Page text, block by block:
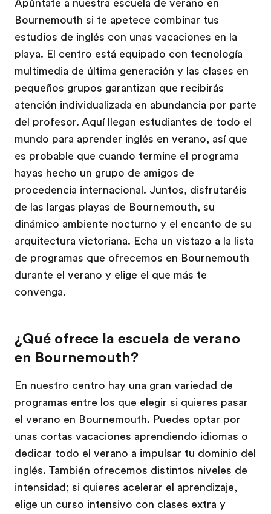
Apúntate a nuestra escuela de verano en
Bournemouth si te apetece combinar tus
estudios de inglés con unas vacaciones en la
playa. El centro está equipado con tecnología
multimedia de última generación y las clases en
pequeños grupos garantizan que recibirás
atención individualizada en abundancia por parte
del profesor. Aquí llegan estudiantes de todo el
mundo para aprender inglés en verano, así que
es probable que cuando termine el programa
hayas hecho un grupo de amigos de
procedencia internacional. Juntos, disfrutaréis
de las largas playas de Bournemouth, su
dinámico ambiente nocturno y el encanto de su
arquitectura victoriana. Echa un vistazo a la lista
de programas que ofrecemos en Bournemouth
durante el verano y elige el que más te
convenga.
¿Qué ofrece la escuela de verano
en Bournemouth?
En nuestro centro hay una gran variedad de
programas entre los que elegir si quieres pasar
el verano en Bournemouth. Puedes optar por
unas cortas vacaciones aprendiendo idiomas o
dedicar todo el verano a impulsar tu dominio del
inglés. También ofrecemos distintos niveles de
intensidad; si quieres acelerar el aprendizaje,
elige un curso intensivo con clases extra y